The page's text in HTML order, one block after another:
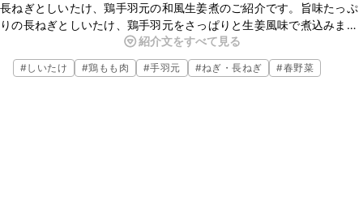
長ねぎとしいたけ、鶏手羽元の和風生姜煮のご紹介です。旨味たっぷ
りの長ねぎとしいたけ、鶏手羽元をさっぱりと生姜風味で煮込みま
す。スープで身体温まる、ほっこりとした一品に仕上げました。ぜ
ひ、一度作ってみてくださいね。
紹介文をすべて見る
#しいたけ #鶏もも肉 #手羽元 #ねぎ・長ねぎ #春野菜